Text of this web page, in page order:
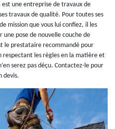
est une entreprise de travaux de
travaux de qualité. Pour toutes ses
mission que vous lui confiez, il les
une pose de nouvelle couche de
le prestataire recommandé pour
respectant les règles en la matière et
serez pas déçu. Contactez-le pour
devis.